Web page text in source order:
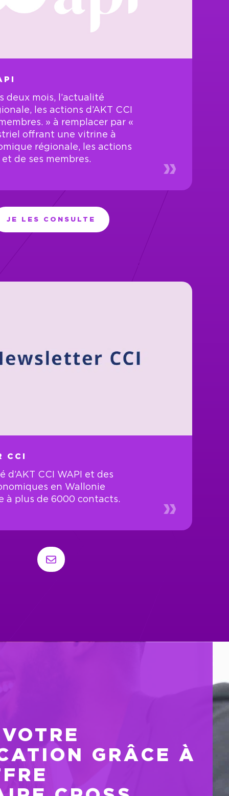
deux mois, l’actualité
les actions d’AKT CCI
» à remplacer par «
offrant une vitrine à
régionale, les actions
et de ses membres.
JE LES CONSULTE
CCI
d’AKT CCI WAPI et des
en Wallonie
à plus de 6000 contacts.
GRÂCE À